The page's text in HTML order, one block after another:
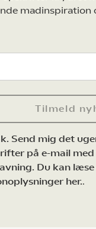
madinspiration
Tilmeld
Send mig det
på e-mail
Du kan
her..